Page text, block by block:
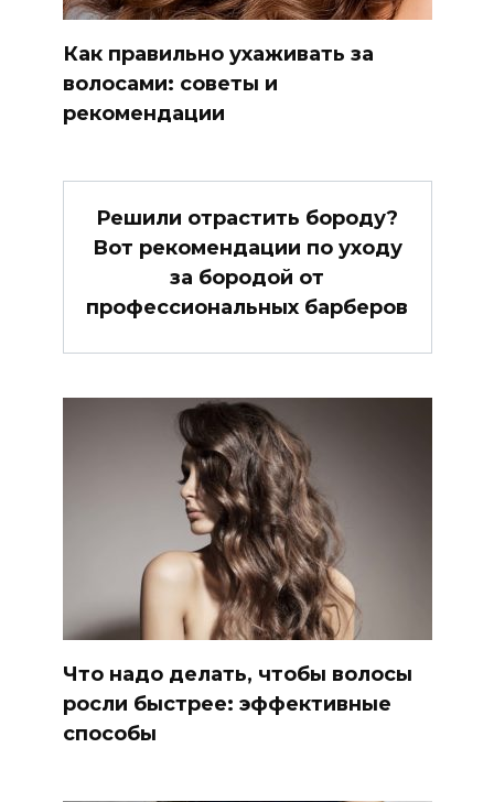
Как правильно ухаживать за
волосами: советы и
рекомендации
Решили отрастить бороду?
Вот рекомендации по уходу
за бородой от
профессиональных барберов
Что надо делать, чтобы волосы
росли быстрее: эффективные
способы